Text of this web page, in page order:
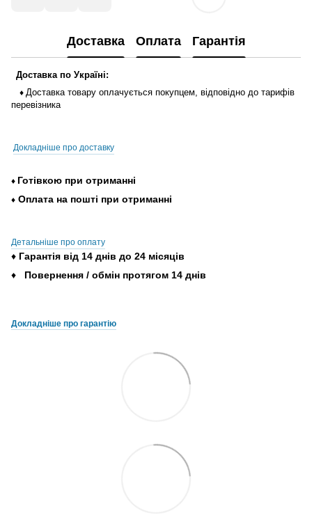
Доставка Оплата Гарантія
Доставка по Україні:
♦ Доставка товару оплачується покупцем, відповідно до тарифів
перевізника
Докладніше про доставку
♦ Готівкою при отриманні
♦ Оплата на пошті при отриманні
Детальніше про оплату
♦ Гарантія від 14 днів до 24 місяців
♦ Повернення / обмін протягом 14 днів
Докладніше про гарантію